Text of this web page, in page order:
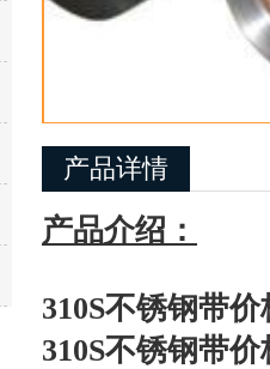
产品详情
产品介绍：
310S不锈钢带价
310S不锈钢带价